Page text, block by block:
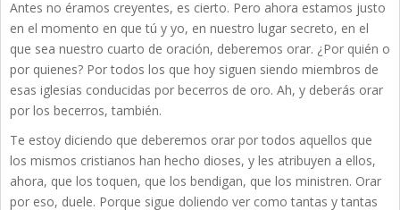
Antes no éramos creyentes, es cierto. Pero ahora estamos justo
en el momento en que tú y yo, en nuestro lugar secreto, en el
que sea nuestro cuarto de oración, deberemos orar. ¿Por quién o
por quienes? Por todos los que hoy siguen siendo miembros de
esas iglesias conducidas por becerros de oro. Ah, y deberás orar
por los becerros, también.
Te estoy diciendo que deberemos orar por todos aquellos que
los mismos cristianos han hecho dioses, y les atribuyen a ellos,
ahora, que los toquen, que los bendigan, que los ministren. Orar
por eso, duele. Porque sigue doliendo ver como tantas y tantas